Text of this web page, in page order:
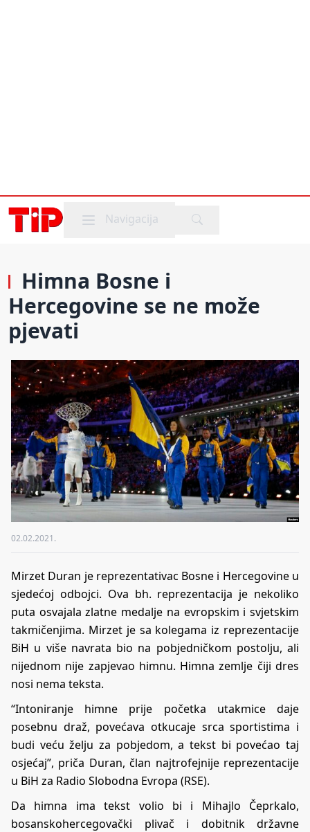
Mobile menu
Navigacija
Himna Bosne i
Hercegovine se ne može
pjevati
02.02.2021.
Mirzet Duran je reprezentativac Bosne i Hercegovine u
sjedećoj odbojci. Ova bh. reprezentacija je nekoliko
puta osvajala zlatne medalje na evropskim i svjetskim
takmičenjima. Mirzet je sa kolegama iz reprezentacije
BiH u više navrata bio na pobjedničkom postolju, ali
nijednom nije zapjevao himnu. Himna zemlje čiji dres
nosi nema teksta.
“Intoniranje himne prije početka utakmice daje
posebnu draž, povećava otkucaje srca sportistima i
budi veću želju za pobjedom, a tekst bi povećao taj
osjećaj”, priča Duran, član najtrofejnije reprezentacije
u BiH za Radio Slobodna Evropa (RSE).
Da himna ima tekst volio bi i Mihajlo Čeprkalo,
bosanskohercegovački plivač i dobitnik državne